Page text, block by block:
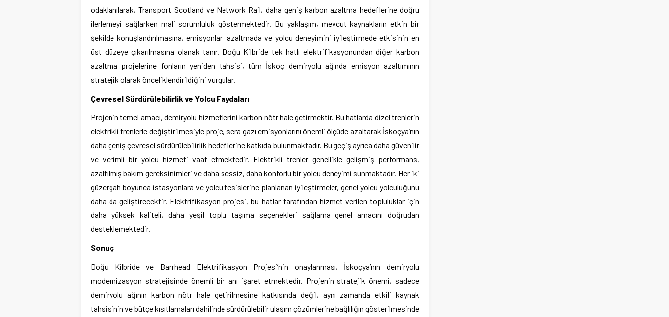
odaklanılarak, Transport Scotland ve Network Rail, daha geniş karbon azaltma hedeflerine doğru
ilerlemeyi sağlarken mali sorumluluk göstermektedir. Bu yaklaşım, mevcut kaynakların etkin bir
şekilde konuşlandırılmasına, emisyonları azaltmada ve yolcu deneyimini iyileştirmede etkisinin en
üst düzeye çıkarılmasına olanak tanır. Doğu Kilbride tek hatlı elektrifikasyonundan diğer karbon
azaltma projelerine fonların yeniden tahsisi, tüm İskoç demiryolu ağında emisyon azaltımının
stratejik olarak önceliklendirildiğini vurgular.
Çevresel Sürdürülebilirlik ve Yolcu Faydaları
Projenin temel amacı, demiryolu hizmetlerini karbon nötr hale getirmektir. Bu hatlarda dizel trenlerin
elektrikli trenlerle değiştirilmesiyle proje, sera gazı emisyonlarını önemli ölçüde azaltarak İskoçya’nın
daha geniş çevresel sürdürülebilirlik hedeflerine katkıda bulunmaktadır. Bu geçiş ayrıca daha güvenilir
ve verimli bir yolcu hizmeti vaat etmektedir. Elektrikli trenler genellikle gelişmiş performans,
azaltılmış bakım gereksinimleri ve daha sessiz, daha konforlu bir yolcu deneyimi sunmaktadır. Her iki
güzergah boyunca istasyonlara ve yolcu tesislerine planlanan iyileştirmeler, genel yolcu yolculuğunu
daha da geliştirecektir. Elektrifikasyon projesi, bu hatlar tarafından hizmet verilen topluluklar için
daha yüksek kaliteli, daha yeşil toplu taşıma seçenekleri sağlama genel amacını doğrudan
desteklemektedir.
Sonuç
Doğu Kilbride ve Barrhead Elektrifikasyon Projesi’nin onaylanması, İskoçya’nın demiryolu
modernizasyon stratejisinde önemli bir anı işaret etmektedir. Projenin stratejik önemi, sadece
demiryolu ağının karbon nötr hale getirilmesine katkısında değil, aynı zamanda etkili kaynak
tahsisinin ve bütçe kısıtlamaları dahilinde sürdürülebilir ulaşım çözümlerine bağlılığın gösterilmesinde